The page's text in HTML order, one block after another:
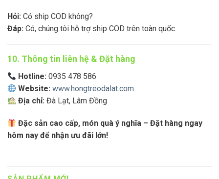
Hỏi: Có ship COD không?
Đáp: Có, chúng tôi hỗ trợ ship COD trên toàn quốc.
10. Thông tin liên hệ & Đặt hàng
Hotline: 0935 478 586
Website: www.hongtreodalat.com
Địa chỉ: Đà Lạt, Lâm Đồng
Đặc sản cao cấp, món quà ý nghĩa – Đặt hàng ngay
hôm nay để nhận ưu đãi lớn!